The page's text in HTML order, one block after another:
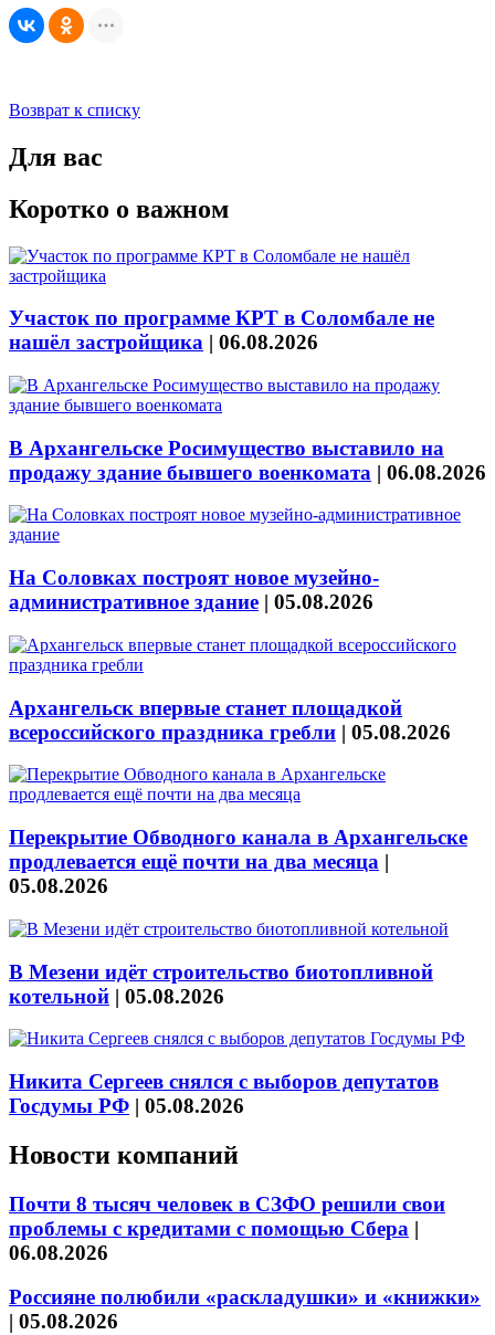
Возврат к списку
Для вас
Коротко о важном
Участок по программе КРТ в Соломбале не
нашёл застройщика | 06.08.2026
В Архангельске Росимущество выставило на
продажу здание бывшего военкомата | 06.08.2026
На Соловках построят новое музейно-
административное здание | 05.08.2026
Архангельск впервые станет площадкой
всероссийского праздника гребли | 05.08.2026
Перекрытие Обводного канала в Архангельске
продлевается ещё почти на два месяца |
05.08.2026
В Мезени идёт строительство биотопливной
котельной | 05.08.2026
Никита Сергеев снялся с выборов депутатов
Госдумы РФ | 05.08.2026
Новости компаний
Почти 8 тысяч человек в СЗФО решили свои
проблемы с кредитами с помощью Сбера |
06.08.2026
Россияне полюбили «раскладушки» и «книжки»
| 05.08.2026